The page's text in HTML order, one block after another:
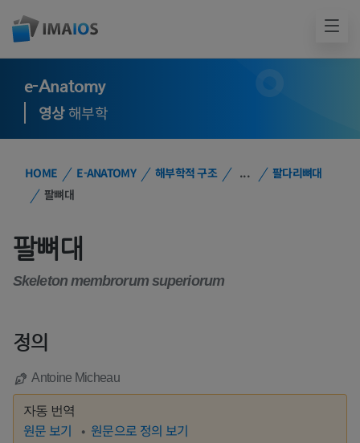
e-Anatomy
영상해부학
HOME E-ANATOMY 해부학적 구조 ...
팔다리뼈대
팔뼈대
팔뼈대
Skeleton membrorum superiorum
정의
Antoine Micheau
자동 번역
원문 보기 원문으로 정의 보기